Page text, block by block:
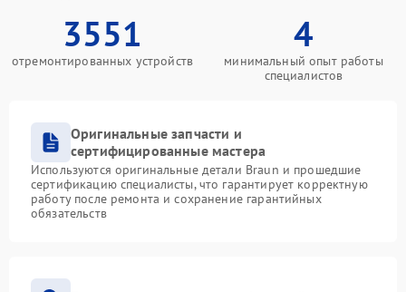
3551
отремонтированных устройств
4
минимальный опыт работы
специалистов
Оригинальные запчасти и
сертифицированные мастера
Используются оригинальные детали Braun и прошедшие
сертификацию специалисты, что гарантирует корректную
работу после ремонта и сохранение гарантийных
обязательств